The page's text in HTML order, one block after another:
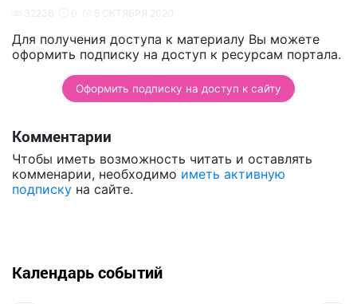
Для получения доступа к материалу Вы можете
оформить подписку на доступ к ресурсам портала.
Оформить подписку на доступ к сайту
Комментарии
Чтобы иметь возможность читать и оставлять
комменарии, необходимо иметь активную
подписку на сайте.
Календарь событий